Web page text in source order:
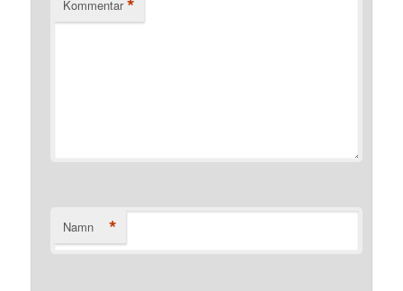
Kommentar *
Namn *